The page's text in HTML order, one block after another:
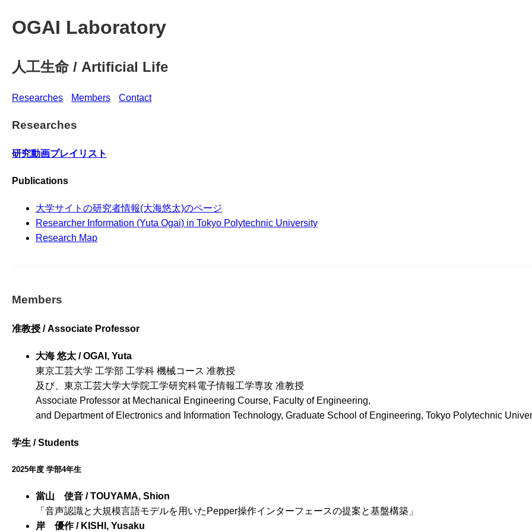
OGAI Laboratory
人工生命 / Artificial Life
Researches Members Contact
Researches
研究動画プレイリスト
Publications
大学サイトの研究者情報(大海悠太)のページ
Researcher Information (Yuta Ogai) in Tokyo Polytechnic University
Research Map
Members
准教授 / Associate Professor
大海 悠太 / OGAI, Yuta
東京工芸大学 工学部 工学科 機械コース 准教授
及び、東京工芸大学大学院工学研究科電子情報工学専攻 准教授
Associate Professor at Mechanical Engineering Course, Faculty of Engineering,
and Department of Electronics and Information Technology, Graduate School of Engineering, Tokyo Polytechnic
学生 / Students
2025年度 学部4年生
當山 使音 / TOUYAMA, Shion
「音声認識と大規模言語モデルを用いたPepper操作インターフェースの提案と基盤構築」
岸 優作 / KISHI, Yusaku